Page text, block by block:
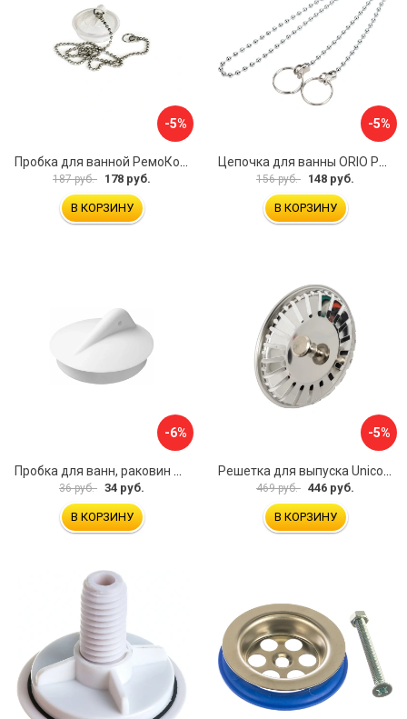
-5%
187 руб. 178 руб.
В КОРЗИНУ
-5%
156 руб. 148 руб.
В КОРЗИНУ
-6%
Пробка для ванн, раковин Профитт 2226391
36 руб. 34 руб.
В КОРЗИНУ
-5%
Решетка для выпуска Unicorn E100
469 руб. 446 руб.
В КОРЗИНУ